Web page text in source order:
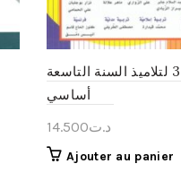
الأول الثلاثي 2 و 3 لتلاميذ السنة التاسعة
د.ت14.500
Ajouter au panier